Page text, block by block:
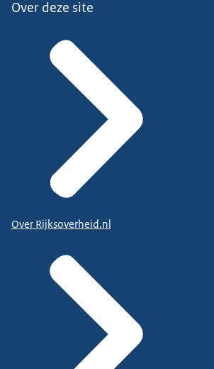
Over deze site
Over Rijksoverheid.nl